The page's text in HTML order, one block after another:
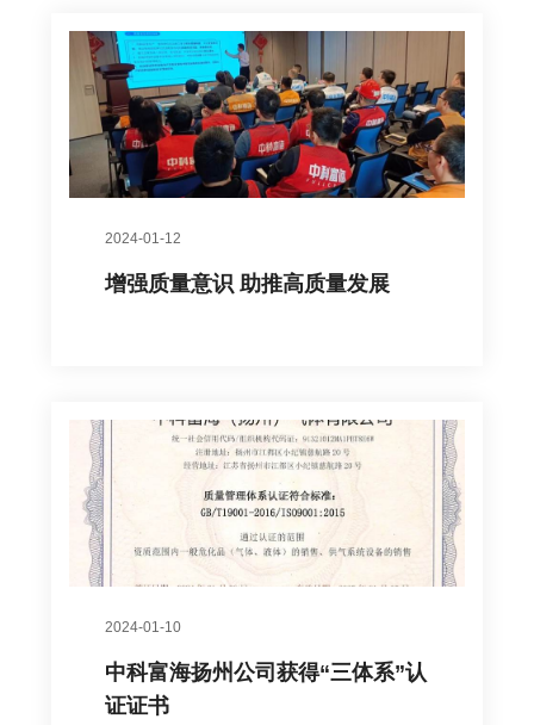
2024-01-12
增强质量意识 助推高质量发展
2024-01-10
中科富海扬州公司获得“三体系”认
证证书